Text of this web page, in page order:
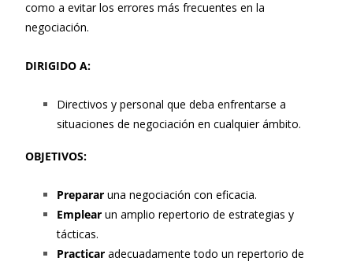
como a evitar los errores más frecuentes en la
negociación.
DIRIGIDO A:
Directivos y personal que deba enfrentarse a
situaciones de negociación en cualquier ámbito.
OBJETIVOS:
Preparar una negociación con eficacia.
Emplear un amplio repertorio de estrategias y
tácticas.
Practicar adecuadamente todo un repertorio de